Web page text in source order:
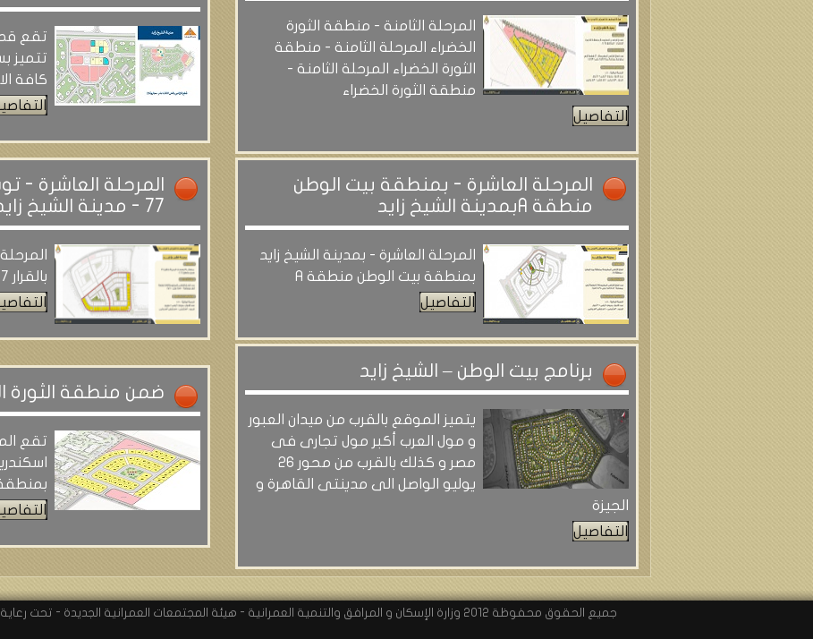
المرحلة الثامنة - منطقة الثورة
الخضراء المرحلة الثامنة - منطقة
الثورة الخضراء المرحلة الثامنة -
منطقة الثورة الخضراء
التفاصيل
تقع
تتميز
كافة
المرحلة العاشرة - بمنطقة بيت الوطن
منطقة Aبمدينة الشيخ زايد
المرحلة العاشرة - بمدينة الشيخ زايد
بمنطقة بيت الوطن منطقة A
التفاصيل
المرحلة العاشرة -
77 - مدينة الشيخ زايد
بالقرار 77 - مدينة الشيخ زايد
برنامج بيت الوطن – الشيخ زايد
يتميز الموقع بالقرب من ميدان العبور
و مول العرب أكبر مول تجارى فى
مصر و كذلك بالقرب من محور 26
يوليو الواصل الى مدينتى القاهرة و
الجيزة
التفاصيل
ضمن منطقة الثورة
تقع
جميع الحقوق محفوظة 2012 وزارة الإسكان و المرافق والتنمية العمرانية - هيئة المجتمعات العمرانية الجديدة - تحت رعاية وزارة الإتصالات وتكنولوجيا المعلومات